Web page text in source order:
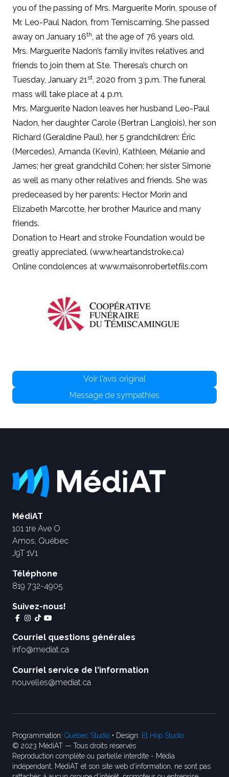
you of the passing of Mrs. Marguerite Morin, spouse of
Mr. Leo-Paul Nadon, from Temiscaming. She passed
away on January 16th , at the age of 76 years old.
Mrs. Marguerite Nadon’s family invites relatives and
friends to join them at Ste. Theresa’s church on
Tuesday, January 21 st , 2020 from 3 p.m. The funeral
mass will take place at 4 p.m.
Mrs. Marguerite Nadon leaves her husband Leo-Paul
Nadon, her daughter Carole (Bertran Langlois), her son
Richard (Geraldine Paul), her 5 grandchildren: Éric
(Mercedes), Amanda (Kevin), Kathleen, Mélanie and
James; her great grandchild Cohen; her sister Simone
as well as many other relatives and friends. She was
predeceased by her parents: Hector Morin and
Elizabeth Marcotte, her brother Maurice and many
friends.
Donation to Heart and stroke Foundation would be
greatly appreciated. (www.heartandstroke.ca)
Online condolences at www.maisonrobertetfils.com
Voir l'avis original
Message de sympathies
MédiAT
101 1re Ave O
Amos, Québec
J9T 1V1
Téléphone
819 732-4905
Suivez-nous!
Courriel questions générales
info@mediat.ca
Courriel service de l'information
nouvelles@mediat.ca
Programmation: Québec Studio • Design: Et Hop Studio
© 2023 MédiAT — Tous droits réservés
Reproduction complète ou partielle interdite - Média
indépendant, MédiAT et son site web d'information, ne sont pas